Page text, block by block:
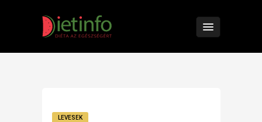
LEVESEK